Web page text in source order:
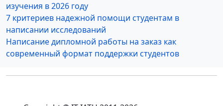
изучения в 2026 году
7 критериев надежной помощи студентам в
написании исследований
Написание дипломной работы на заказ как
современный формат поддержки студентов